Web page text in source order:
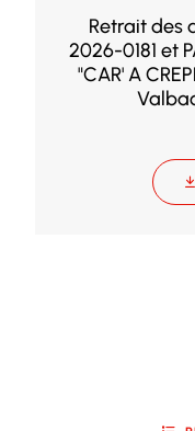
Retrait des
2026-0181 et
"CAR' A